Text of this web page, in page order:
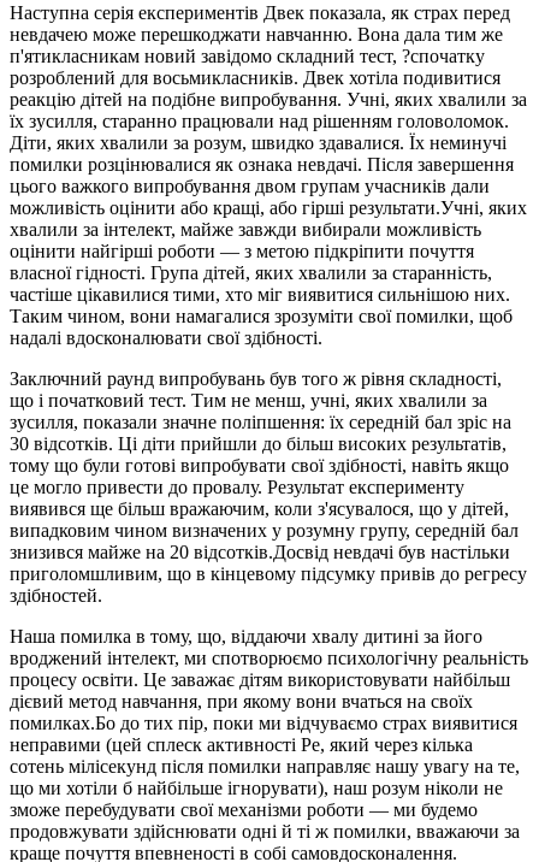
Наступна серія експериментів Двек показала, як страх перед
невдачею може перешкоджати навчанню. Вона дала тим же
п'ятикласникам новий завідомо складний тест, ?спочатку
розроблений для восьмикласників. Двек хотіла подивитися
реакцію дітей на подібне випробування. Учні, яких хвалили за
їх зусилля, старанно працювали над рішенням головоломок.
Діти, яких хвалили за розум, швидко здавалися. Їх неминучі
помилки розцінювалися як ознака невдачі. Після завершення
цього важкого випробування двом групам учасників дали
можливість оцінити або кращі, або гірші результати.Учні, яких
хвалили за інтелект, майже завжди вибирали можливість
оцінити найгірші роботи — з метою підкріпити почуття
власної гідності. Група дітей, яких хвалили за старанність,
частіше цікавилися тими, хто міг виявитися сильнішою них.
Таким чином, вони намагалися зрозуміти свої помилки, щоб
надалі вдосконалювати свої здібності.
Заключний раунд випробувань був того ж рівня складності,
що і початковий тест. Тим не менш, учні, яких хвалили за
зусилля, показали значне поліпшення: їх середній бал зріс на
30 відсотків. Ці діти прийшли до більш високих результатів,
тому що були готові випробувати свої здібності, навіть якщо
це могло привести до провалу. Результат експерименту
виявився ще більш вражаючим, коли з'ясувалося, що у дітей,
випадковим чином визначених у розумну групу, середній бал
знизився майже на 20 відсотків.Досвід невдачі був настільки
приголомшливим, що в кінцевому підсумку привів до регресу
здібностей.
Наша помилка в тому, що, віддаючи хвалу дитині за його
вроджений інтелект, ми спотворюємо психологічну реальність
процесу освіти. Це заважає дітям використовувати найбільш
дієвий метод навчання, при якому вони вчаться на своїх
помилках.Бо до тих пір, поки ми відчуваємо страх виявитися
неправими (цей сплеск активності Pe, який через кілька
сотень мілісекунд після помилки направляє нашу увагу на те,
що ми хотіли б найбільше ігнорувати), наш розум ніколи не
зможе перебудувати свої механізми роботи — ми будемо
продовжувати здійснювати одні й ті ж помилки, вважаючи за
краще почуття впевненості в собі самовдосконалення.